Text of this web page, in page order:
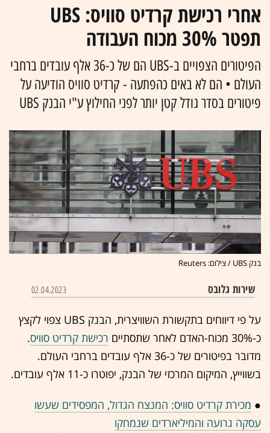
אחרי רכישת קרדיט סוויס: UBS
תפטר 30% מכוח העבודה
הפיטורים הצפויים ב-UBS הם של כ-36 אלף עובדים ברחבי
העולם • הם לא באים כהפתעה - קרדיט סוויס הודיעה על
פיטורים בסדר גודל קטן יותר לפני החילוץ ע"י הבנק UBS
בנק UBS / צילום: Reuters
שירות גלובס 02.04.2023
על פי דיווחים בתקשורת השוויצרית, הבנק UBS צפוי לקצץ
כ-30% מכוח-האדם לאחר שתסתיים
רכישת קרדיט סוויס.
מדובר בפיטורים של כ-36 אלף עובדים ברחבי העולם.
בשווייץ, המיקום המרכזי של הבנק, יפוטרו כ-11 אלף עובדים.
● מכירת קרדיט סוויס: המנצח הגדול, המפסידים שעשו
עסקה גרועה והמיליארדים שנמחקו